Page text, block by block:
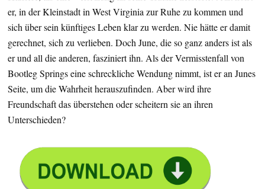
er, in der Kleinstadt in West Virginia zur Ruhe zu kommen und
sich über sein künftiges Leben klar zu werden. Nie hätte er damit
gerechnet, sich zu verlieben. Doch June, die so ganz anders ist als
er und all die anderen, fasziniert ihn. Als der Vermisstenfall von
Bootleg Springs eine schreckliche Wendung nimmt, ist er an Junes
Seite, um die Wahrheit herauszufinden. Aber wird ihre
Freundschaft das überstehen oder scheitern sie an ihren
Unterschieden?